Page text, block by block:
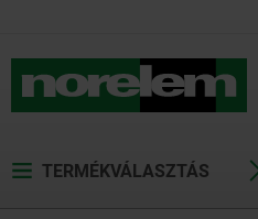
TERMÉKVÁLASZTÁS